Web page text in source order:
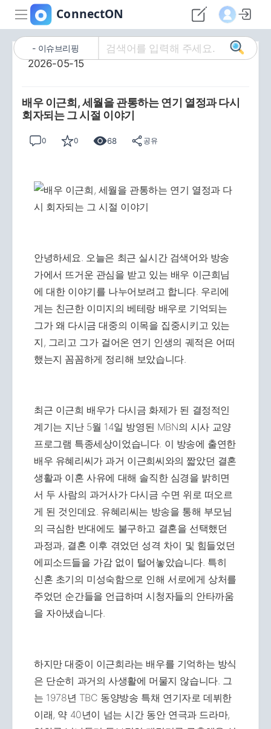
이슈브리핑
2026-05-15
배우 이근희, 세월을 관통하는 연기 열정과 다시
회자되는 그 시절 이야기
0 0 68 공유
안녕하세요. 오늘은 최근 실시간 검색어와 방송
가에서 뜨거운 관심을 받고 있는 배우 이근희님
에 대한 이야기를 나누어보려고 합니다. 우리에
게는 친근한 이미지의 베테랑 배우로 기억되는
그가 왜 다시금 대중의 이목을 집중시키고 있는
지, 그리고 그가 걸어온 연기 인생의 궤적은 어떠
했는지 꼼꼼하게 정리해 보았습니다.
최근 이근희 배우가 다시금 화제가 된 결정적인
계기는 지난 5월 14일 방영된 MBN의 시사 교양
프로그램 특종세상이었습니다. 이 방송에 출연한
배우 유혜리씨가 과거 이근희씨와의 짧았던 결혼
생활과 이혼 사유에 대해 솔직한 심경을 밝히면
서 두 사람의 과거사가 다시금 수면 위로 떠오르
게 된 것인데요. 유혜리씨는 방송을 통해 부모님
의 극심한 반대에도 불구하고 결혼을 선택했던
과정과, 결혼 이후 겪었던 성격 차이 및 힘들었던
에피소드들을 가감 없이 털어놓았습니다. 특히
신혼 초기의 미성숙함으로 인해 서로에게 상처를
주었던 순간들을 언급하며 시청자들의 안타까움
을 자아냈습니다.
하지만 대중이 이근희라는 배우를 기억하는 방식
은 단순히 과거의 사생활에 머물지 않습니다. 그
는 1978년 TBC 동양방송 특채 연기자로 데뷔한
이래, 약 40년이 넘는 시간 동안 연극과 드라마,